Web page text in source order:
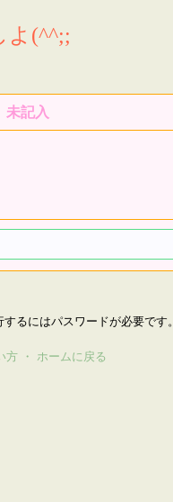
よ(^^;;
未記入
るにはパスワードが必要です。
方 ・ ホームに戻る